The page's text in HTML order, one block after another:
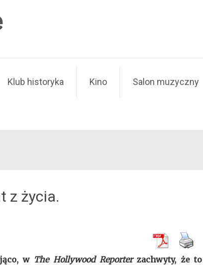
Klub historyka Kino Salon muzyczny
z życia.
w The Hollywood Reporterzachwyty, że to